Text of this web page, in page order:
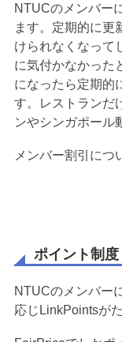
NTUCのメンバー
ます。定期的に更
けられなくなって
に気付かなかった
になったら定期的
す。レストランだ
ンやシンガポール
メンバー割引につ
ポイント制度
NTUCのメンバー
応じLinkPointsが